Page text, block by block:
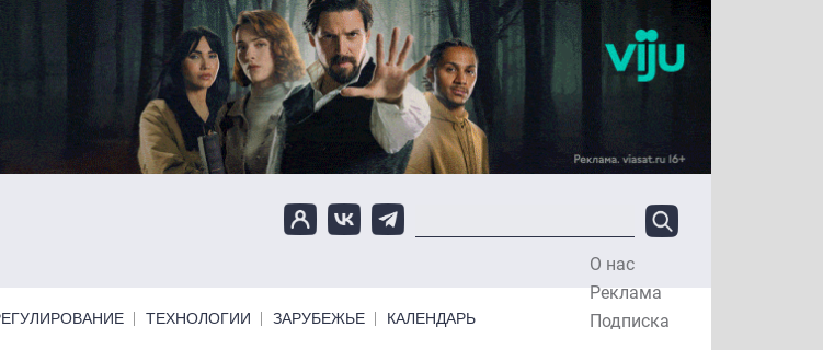
О нас
Реклама
Подписка
ТЕХНОЛОГИИ ЗАРУБЕЖЬЕ КАЛЕНДАРЬ